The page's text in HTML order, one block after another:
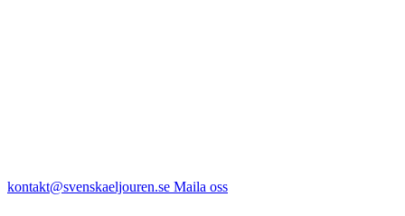
kontakt@svenskaeljouren.se Maila oss